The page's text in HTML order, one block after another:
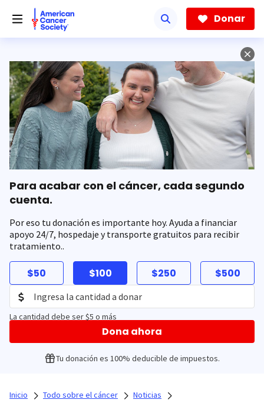
hacia
contenido
Donar
Para acabar con el cáncer, cada segundo
cuenta.
Por eso tu donación es importante hoy. Ayuda a financiar
apoyo 24/7, hospedaje y transporte gratuitos para recibir
tratamiento..
$50 $100 $250 $500
La cantidad debe ser $5 o más
Dona ahora
Tu donación es 100% deducible de impuestos.
Inicio Todo sobre el cáncer Noticias